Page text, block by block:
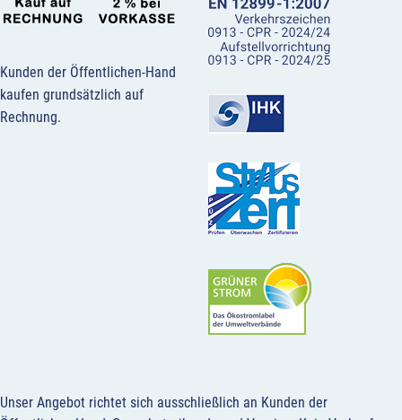
Kunden der Öffentlichen-Hand
kaufen grundsätzlich auf
Rechnung.
Unser Angebot richtet sich ausschließlich an Kunden der